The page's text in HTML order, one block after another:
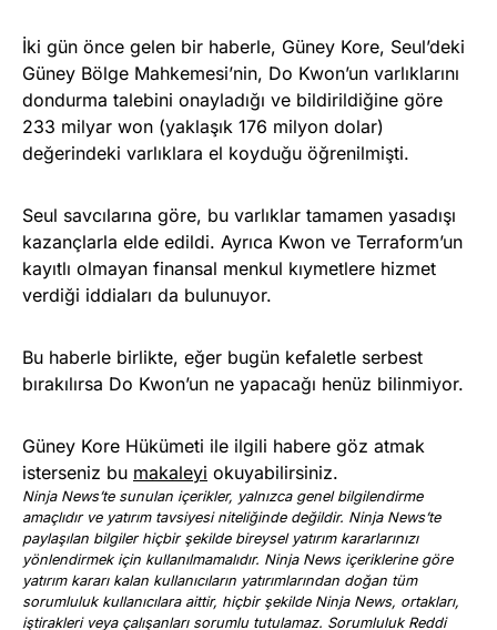
İki gün önce gelen bir haberle, Güney Kore, Seul’deki
Güney Bölge Mahkemesi’nin, Do Kwon’un varlıklarını
dondurma talebini onayladığı ve bildirildiğine göre
233 milyar won (yaklaşık 176 milyon dolar)
değerindeki varlıklara el koyduğu öğrenilmişti.
Seul savcılarına göre, bu varlıklar tamamen yasadışı
kazançlarla elde edildi. Ayrıca Kwon ve Terraform’un
kayıtlı olmayan finansal menkul kıymetlere hizmet
verdiği iddiaları da bulunuyor.
Bu haberle birlikte, eğer bugün kefaletle serbest
bırakılırsa Do Kwon’un ne yapacağı henüz bilinmiyor.
Güney Kore Hükümeti ile ilgili habere göz atmak
isterseniz bu makaleyi okuyabilirsiniz.
Ninja News’te sunulan içerikler, yalnızca genel bilgilendirme
amaçlıdır ve yatırım tavsiyesi niteliğinde değildir. Ninja News’te
paylaşılan bilgiler hiçbir şekilde bireysel yatırım kararlarınızı
yönlendirmek için kullanılmamalıdır. Ninja News içeriklerine göre
yatırım kararı kalan kullanıcıların yatırımlarından doğan tüm
sorumluluk kullanıcılara aittir, hiçbir şekilde Ninja News, ortakları,
iştirakleri veya çalışanları sorumlu tutulamaz. Sorumluluk Reddi